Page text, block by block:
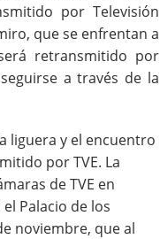
por Televisión
que se enfrentan a
retransmitido por
a través de la
liguera y el encuentro
por TVE. La
de TVE en
Palacio de los
noviembre, que al